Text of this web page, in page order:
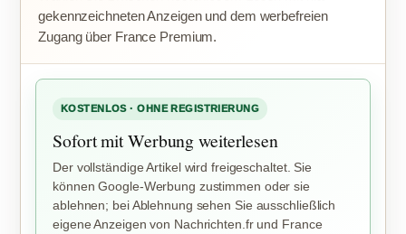
gekennzeichneten Anzeigen und dem werbefreien
Zugang über France Premium.
KOSTENLOS · OHNE REGISTRIERUNG
Sofort mit Werbung weiterlesen
Der vollständige Artikel wird freigeschaltet. Sie
können Google-Werbung zustimmen oder sie
ablehnen; bei Ablehnung sehen Sie ausschließlich
eigene Anzeigen von Nachrichten.fr und France